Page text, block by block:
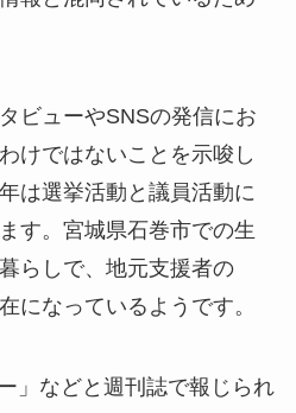
ビューやSNSの発信にお
けではないことを示唆し
は選挙活動と議員活動に
す。宮城県石巻市での生
らしで、地元支援者の
になっているようです。
」などと週刊誌で報じられ